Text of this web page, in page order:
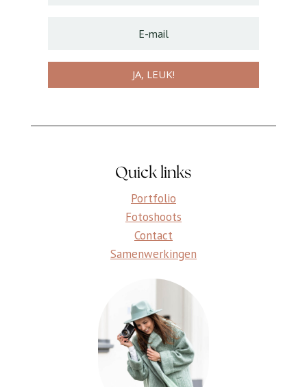
JA, LEUK!
Quick links
Portfolio
Fotoshoots
Contact
Samenwerkingen